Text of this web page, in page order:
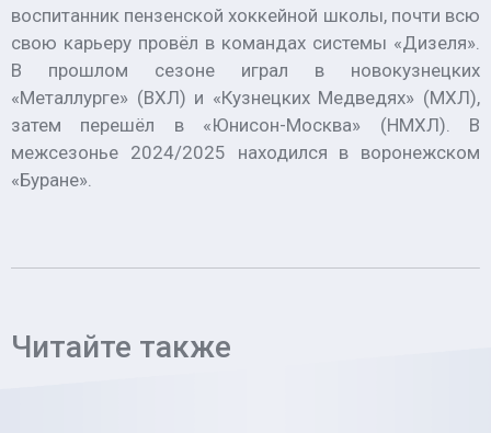
воспитанник пензенской хоккейной школы, почти всю
свою карьеру провёл в командах системы «Дизеля».
В прошлом сезоне играл в новокузнецких
«Металлурге» (ВХЛ) и «Кузнецких Медведях» (МХЛ),
затем перешёл в «Юнисон-Москва» (НМХЛ). В
межсезонье 2024/2025 находился в воронежском
«Буране».
Читайте также